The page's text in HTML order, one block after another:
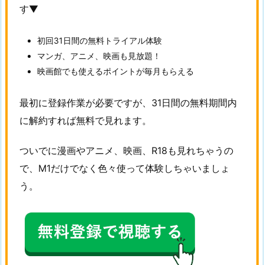
す▼
初回31日間の無料トライアル体験
マンガ、アニメ、映画も見放題！
映画館でも使えるポイントが毎月もらえる
最初に登録作業が必要ですが、31日間の無料期間内
に解約すれば無料で見れます。
ついでに漫画やアニメ、映画、R18も見れちゃうの
で、M1だけでなく色々使って体験しちゃいましょ
う。